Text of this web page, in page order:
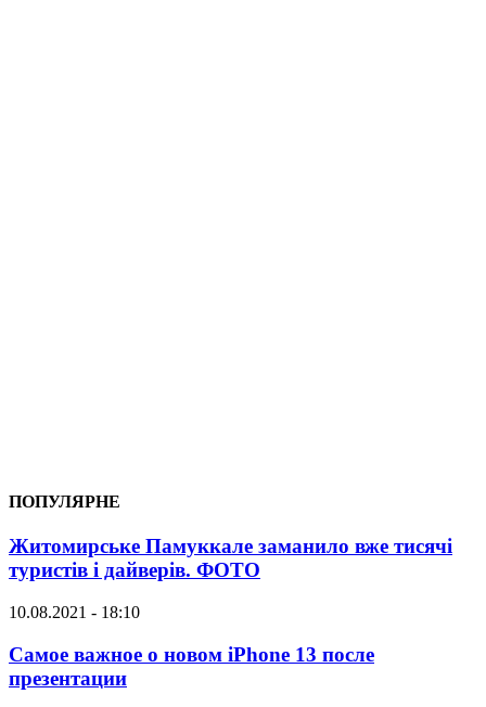
ПОПУЛЯРНЕ
Житомирське Памуккале заманило вже тисячі
туристів і дайверів. ФОТО
10.08.2021 - 18:10
Самое важное о новом iPhone 13 после
презентации